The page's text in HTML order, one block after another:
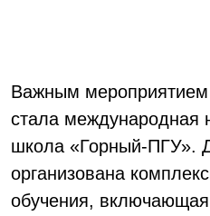
«Белнефтехим». По оценке
характеризуется
Он незаменим, например,
современных
Важным мероприятием
стала международная
школа «Горный-ПГУ».
организована
обучения, включающая